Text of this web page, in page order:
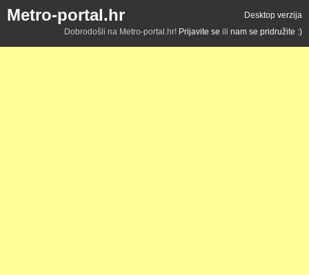
Metro-portal.hr
Desktop verzija
Dobrodošli na Metro-portal.hr! Prijavite se ili nam se pridružite :)